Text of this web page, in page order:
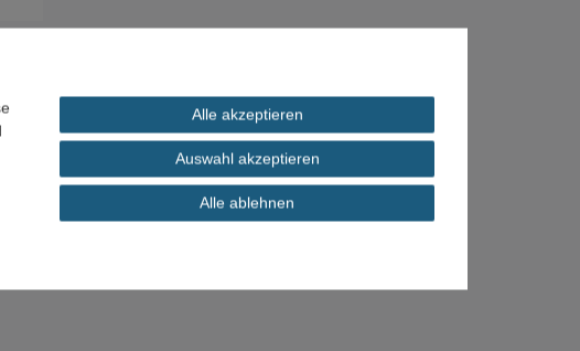
Alle akzeptieren
Auswahl akzeptieren
Alle ablehnen